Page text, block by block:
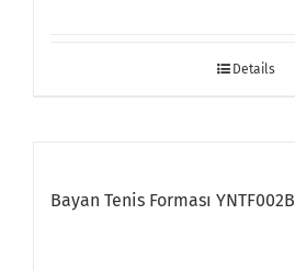
Details
Bayan Tenis Forması YNTF002B